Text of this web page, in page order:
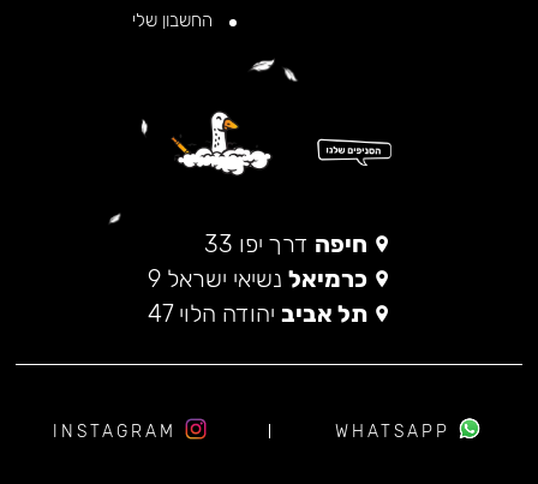
החשבון שלי
חיפה דרך יפו 33
כרמיאל נשיאי ישראל 9
תל אביב יהודה הלוי 47
WHATSAPP
INSTAGRAM